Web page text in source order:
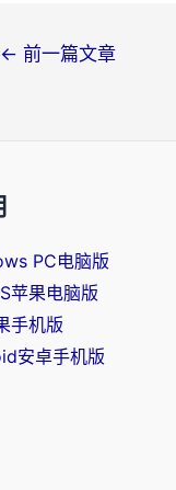
← 前一篇文章
PC电脑版
苹果电脑版
手机版
安卓手机版